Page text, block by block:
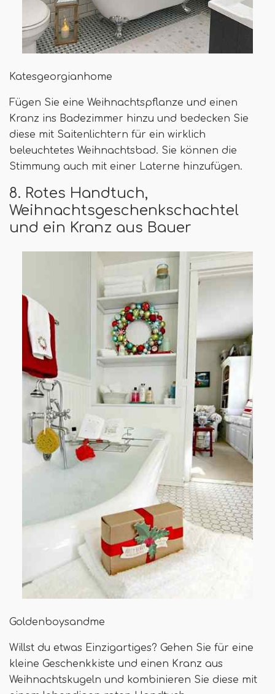
Katesgeorgianhome
Fügen Sie eine Weihnachtspflanze und einen
Kranz ins Badezimmer hinzu und bedecken Sie
diese mit Saitenlichtern für ein wirklich
beleuchtetes Weihnachtsbad. Sie können die
Stimmung auch mit einer Laterne hinzufügen.
8. Rotes Handtuch,
Weihnachtsgeschenkschachtel
und ein Kranz aus Bauer
Goldenboysandme
Willst du etwas Einzigartiges? Gehen Sie für eine
kleine Geschenkkiste und einen Kranz aus
Weihnachtskugeln und kombinieren Sie diese mit